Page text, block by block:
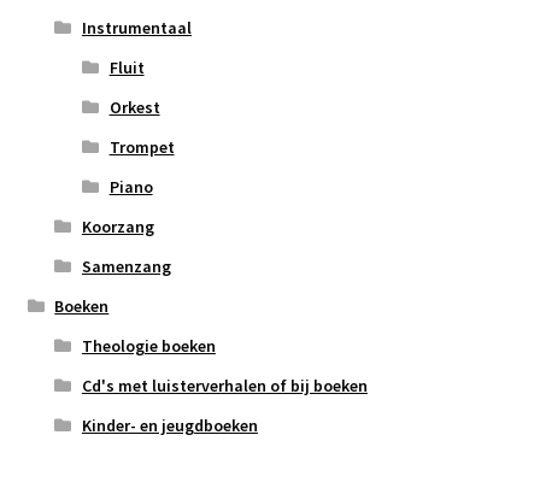
Instrumentaal
Fluit
Orkest
Trompet
Piano
Koorzang
Samenzang
Boeken
Theologie boeken
Cd's met luisterverhalen of bij boeken
Kinder- en jeugdboeken